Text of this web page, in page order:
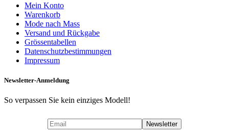
Mein Konto
Warenkorb
Mode nach Mass
Versand und Rückgabe
Grössentabellen
Datenschutzbestimmungen
Impressum
Newsletter-Anmeldung
So verpassen Sie kein einziges Modell!